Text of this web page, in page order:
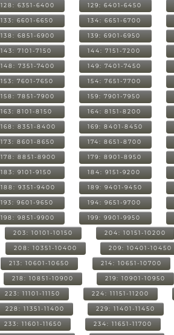
128: 6351-6400 129: 6401-6450
133: 6601-6650 134: 6651-6700
138: 6851-6900 139: 6901-6950
143: 7101-7150 144: 7151-7200
148: 7351-7400 149: 7401-7450
153: 7601-7650 154: 7651-7700
158: 7851-7900 159: 7901-7950
163: 8101-8150 164: 8151-8200
168: 8351-8400 169: 8401-8450
173: 8601-8650 174: 8651-8700
178: 8851-8900 179: 8901-8950
183: 9101-9150 184: 9151-9200
188: 9351-9400 189: 9401-9450
193: 9601-9650 194: 9651-9700
198: 9851-9900 199: 9901-9950
203: 10101-10150 204: 10151-10200
208: 10351-10400 209: 10401-10450
213: 10601-10650 214: 10651-10700
218: 10851-10900 219: 10901-10950
223: 11101-11150 224: 11151-11200
228: 11351-11400 229: 11401-11450
233: 11601-11650 234: 11651-11700